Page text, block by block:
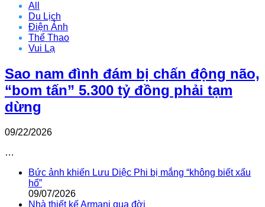
All
Du Lịch
Điện Ảnh
Thể Thao
Vui Lạ
Sao nam đình đám bị chấn động não,
“bom tấn” 5.300 tỷ đồng phải tạm
dừng
09/22/2026
…
Bức ảnh khiến Lưu Diệc Phi bị mắng “không biết xấu
hổ”
09/07/2026
Nhà thiết kế Armani qua đời